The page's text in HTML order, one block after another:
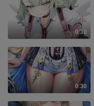
0:30
0:30